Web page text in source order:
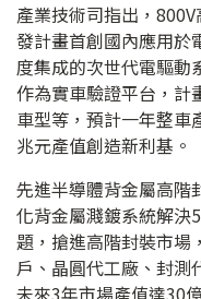
產業技術司指出，
發計畫首創國內應用於
度集成的次世代電驅動
作為實車驗證平台，計
車型等，預計一年整車
兆元產值創造新利基。
先進半導體背金屬高階
化背金屬濺鍍系統解決
題，搶進高階封裝市場
戶、晶圓代工廠、封測